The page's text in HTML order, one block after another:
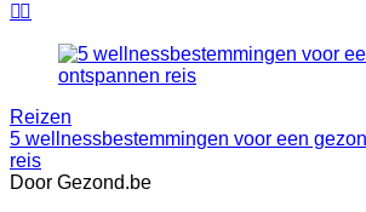

Reizen
5 wellnessbestemmingen voor een
reis
Door Gezond.be